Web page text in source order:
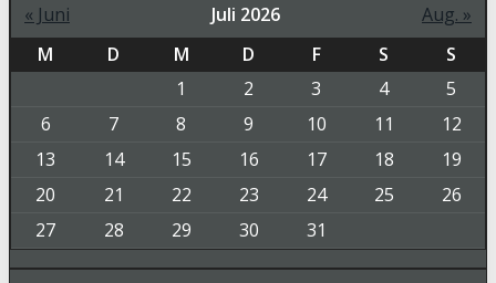
« Juni
Juli 2026
Aug. »
M
D M D F S
S
1
2 3 4
5
6
7 8 9 10 11
12
13
14 15 16 17 18
19
20
21 22 23 24 25
26
27
28 29 30 31